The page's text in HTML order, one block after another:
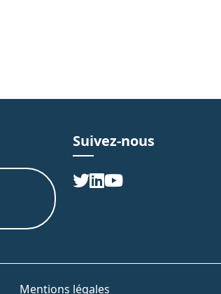
Suivez-nous
Mentions légales